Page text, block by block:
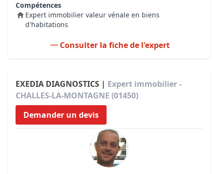
Compétences
Expert immobilier valeur vénale en biens
d'habitations
Consulter la fiche de l'expert
EXEDIA DIAGNOSTICS | Expert immobilier -
CHALLES-LA-MONTAGNE (01450)
Demander un devis